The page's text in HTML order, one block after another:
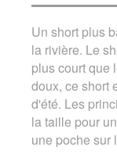
Un short plus
la rivière. Le
plus court que
doux, ce short
d'été. Les
la taille pour
une poche sur